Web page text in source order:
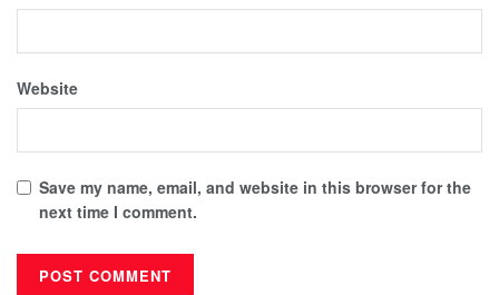
Website
Save my name, email, and website in this browser for the
next time I comment.